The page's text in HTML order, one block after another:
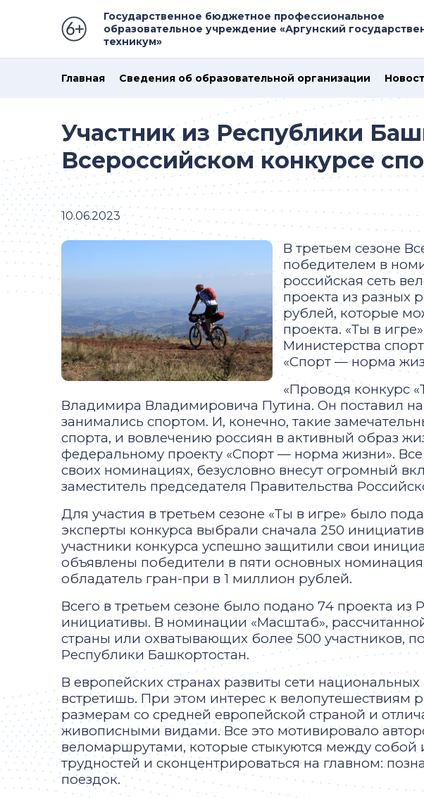
Государственное бюджетное профессиональное
образовательное учреждение «Аргунский
техникум»
Главная Сведения об образовательной организации
Участник из Республики
Всероссийском конкурсе
10.06.2023
В третьем сезоне
победителем в
российская сеть
проекта из разных
рублей, которые
проекта. «Ты в
Министерства
«Спорт — норма
«Проводя конкурс
Владимира Владимировича Путина. Он поставил
занимались спортом. И, конечно, такие
спорта, и вовлечению россиян в активный образ
федеральному проекту «Спорт — норма жизни».
своих номинациях, безусловно внесут огромный
заместитель председателя Правительства
Для участия в третьем сезоне «Ты в игре» было
эксперты конкурса выбрали сначала 250
участники конкурса успешно защитили свои
объявлены победители в пяти основных
обладатель гран-при в 1 миллион рублей.
Всего в третьем сезоне было подано 74 проекта
инициативы. В номинации «Масштаб»,
страны или охватывающих более 500 участников,
Республики Башкортостан.
В европейских странах развиты сети
встретишь. При этом интерес к велопутешествиям
размерам со средней европейской страной и
живописными видами. Все это мотивировало
веломаршрутами, которые стыкуются между
трудностей и сконцентрироваться на главном:
поездок.